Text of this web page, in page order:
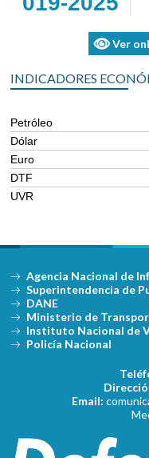
Ver
INDICADORES
Petróleo
Dólar
Euro
DTF
UVR
Agencia Nacional de
Superintendencia de
DANE
Ministerio de
Instituto Nacional de
Policía Nacional
Email: